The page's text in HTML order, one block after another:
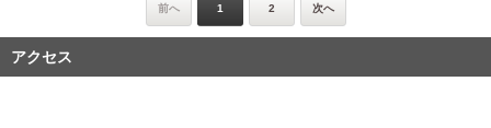
前へ 1 2 次へ
アクセス